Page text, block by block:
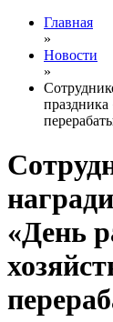
Главная
»
Новости
»
праздника
«День